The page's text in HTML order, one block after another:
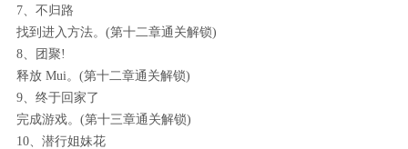
7、不归路
找到进入方法。(第十二章通关解锁)
8、团聚!
释放 Mui。(第十二章通关解锁)
9、终于回家了
完成游戏。(第十三章通关解锁)
10、潜行姐妹花